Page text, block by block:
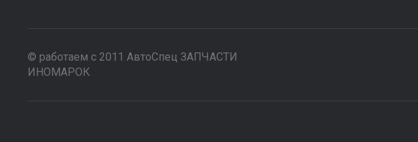
© работаем с 2011 АвтоСпец ЗАПЧАСТИ
ИНОМАРОК